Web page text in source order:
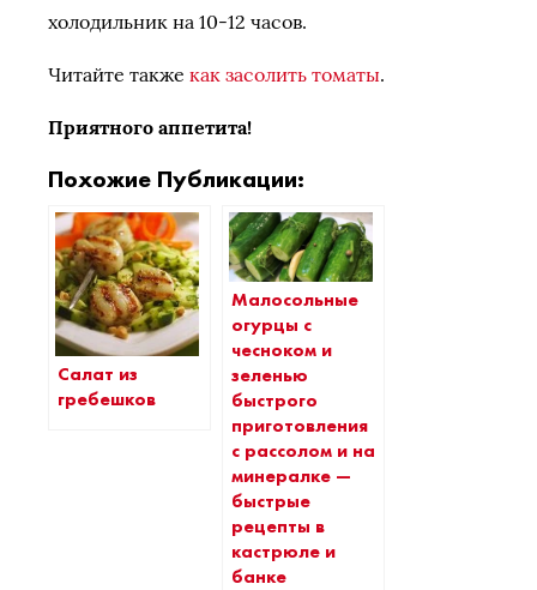
холодильник на 10-12 часов.
Читайте также как засолить томаты.
Приятного аппетита!
Похожие Публикации:
Салат из
гребешков
Малосольные
огурцы с
чесноком и
зеленью
быстрого
приготовления
с рассолом и на
минералке —
быстрые
рецепты в
кастрюле и
банке